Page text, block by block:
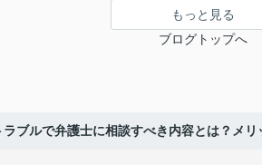
もっと見る
ブログトップへ
ブルで弁護士に相談すべき内容とは？メリ